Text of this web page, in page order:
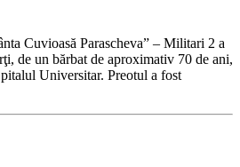
Cuvioasă Parascheva” – Militari 2 a
de un bărbat de aproximativ 70 de ani,
Universitar. Preotul a fost